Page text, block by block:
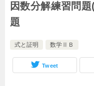
因数分解練習問
題
式と証明 数学ⅡＢ
Tweet